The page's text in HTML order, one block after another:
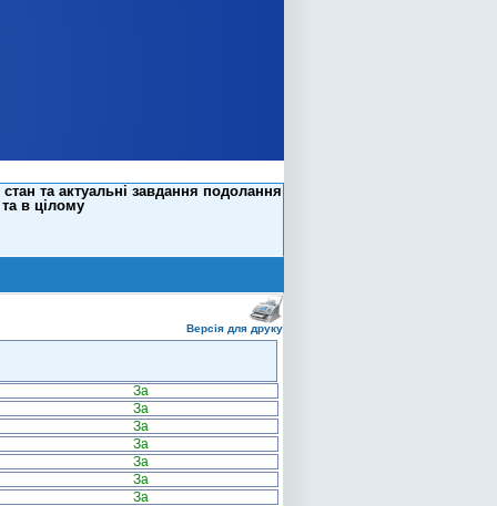
та актуальні завдання подолання
в цілому
Версія для друку
За
За
За
За
За
За
За